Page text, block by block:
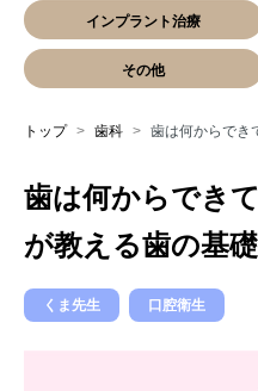
インプラント治療
その他
トップ 歯科 歯は何からでき
歯は何からでき
が教える歯の基
くま先生 口腔衛生